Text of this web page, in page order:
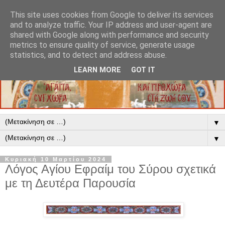
▼
▼
Κυριακή 10 Μαρτίου 2024
Λόγος Αγίου Εφραίμ του Σύρου σχετικά
με τη Δευτέρα Παρουσία
This site uses cookies from Google to deliver its services
and to analyze traffic. Your IP address and user-agent are
shared with Google along with performance and security
metrics to ensure quality of service, generate usage
statistics, and to detect and address abuse.
LEARN MORE GOT IT